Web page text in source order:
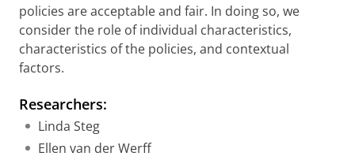
policies are acceptable and fair. In doing so, we
consider the role of individual characteristics,
characteristics of the policies, and contextual
factors.
Researchers:
Linda Steg
Ellen van der Werff